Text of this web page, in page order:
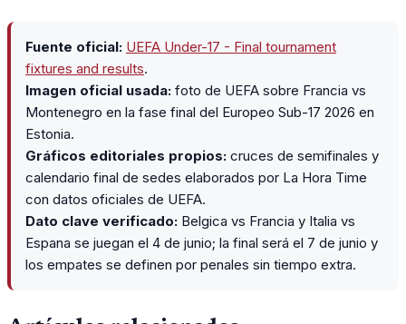
Fuente oficial: UEFA Under-17 - Final tournament
fixtures and results.
Imagen oficial usada: foto de UEFA sobre Francia vs
Montenegro en la fase final del Europeo Sub-17 2026 en
Estonia.
Gráficos editoriales propios: cruces de semifinales y
calendario final de sedes elaborados por La Hora Time
con datos oficiales de UEFA.
Dato clave verificado: Belgica vs Francia y Italia vs
Espana se juegan el 4 de junio; la final será el 7 de junio y
los empates se definen por penales sin tiempo extra.